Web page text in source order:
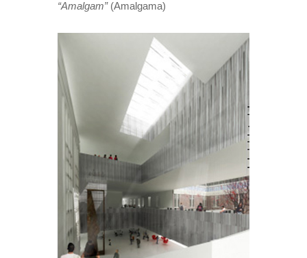
“Amalgam”(Amalgama)